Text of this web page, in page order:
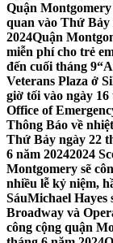
Quận
quan vào Thứ Bảy
2024Quận
miễn phí cho trẻ
đến cuối tháng 9
Veterans Plaza ở
giờ tối vào ngày 16
Office of
Thông Báo về
Thứ Bảy ngày 22
6 năm 20242024
Montgomery sẽ
nhiều lễ kỷ niệm,
SáuMichael Hayes
Broadway và
công cộng quận